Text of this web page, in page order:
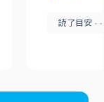
読了目安